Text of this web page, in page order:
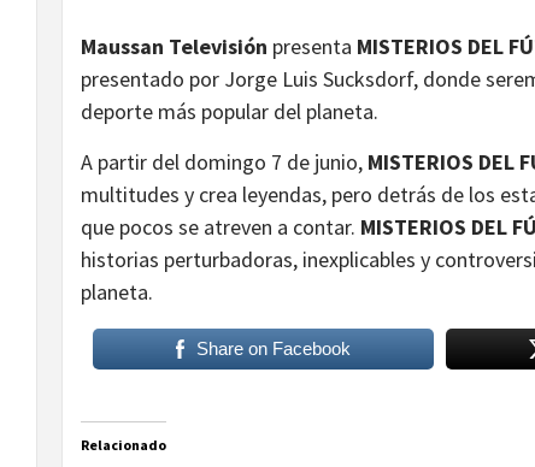
Maussan Televisión presenta MISTERIOS DEL
presentado por Jorge Luis Sucksdorf, donde
deporte más popular del planeta.
A partir del domingo 7 de junio, MISTERIOS DEL
multitudes y crea leyendas, pero detrás de los
que pocos se atreven a contar. MISTERIOS DEL
historias perturbadoras, inexplicables y
planeta.
Share on Facebook
Relacionado